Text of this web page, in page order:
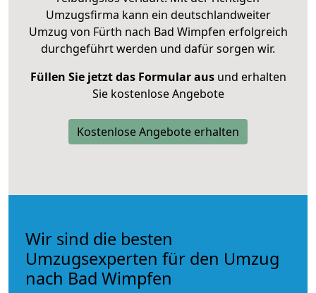
Umzugsfirma kann ein deutschlandweiter
Umzug von Fürth nach Bad Wimpfen erfolgreich
durchgeführt werden und dafür sorgen wir.
Füllen Sie jetzt das Formular ausund erhalten
Sie kostenlose Angebote
Kostenlose Angebote erhalten
Wir sind die besten
Umzugsexperten für den Umzug
nach Bad Wimpfen